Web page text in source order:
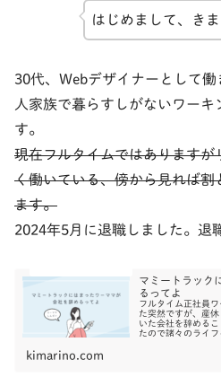
はじめまして、きま
30代、Webデザイナーとして
人家族で暮らすしがないワー
す。
現在フルタイムではありますが
く働いている、傍から見れば割
ます。
2024年5月に退職しました。退
マミートラック
るってよ
フルタイム正社員
た突然ですが、産
いた会社を辞める
たので諸々のライ
kimarino.com